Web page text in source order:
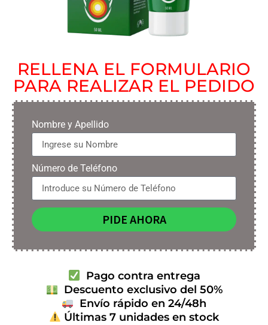
RELLENA EL FORMULARIO
PARA REALIZAR EL PEDIDO
Nombre y Apellido
Número de Teléfono
PIDE AHORA
Pago contra entrega
Descuento exclusivo del 50%
Envío rápido en 24/48h
Últimas 7 unidades en stock